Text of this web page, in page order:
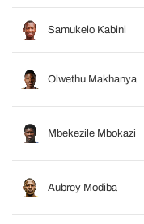
Samukelo Kabini
Olwethu Makhanya
Mbekezile Mbokazi
Aubrey Modiba